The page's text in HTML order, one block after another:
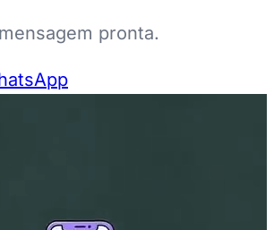
pronta.